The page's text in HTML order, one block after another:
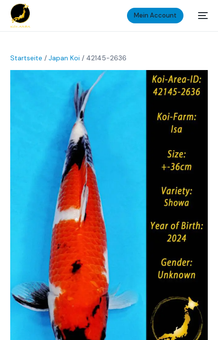
Mein Account
Startseite /Japan Koi / 42145-2636